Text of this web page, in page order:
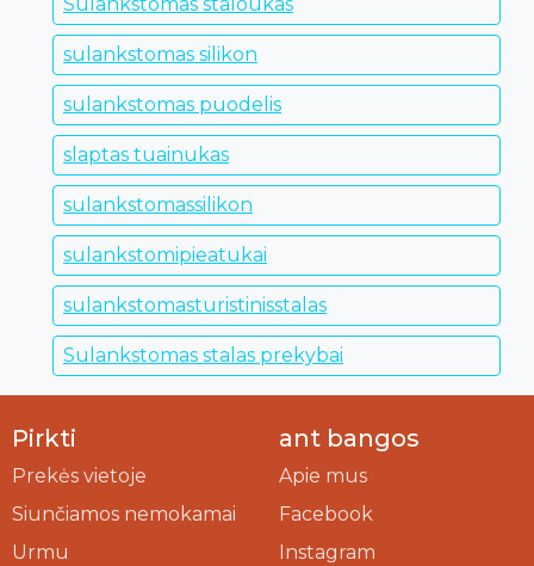
sulankstomas silikon
sulankstomas puodelis
slaptas tuainukas
sulankstomassilikon
sulankstomipieatukai
sulankstomasturistinisstalas
Sulankstomas stalas prekybai
Pirkti
Prekės vietoje
Siunčiamos nemokamai
Urmu
ant bangos
Apie mus
Facebook
Instagram